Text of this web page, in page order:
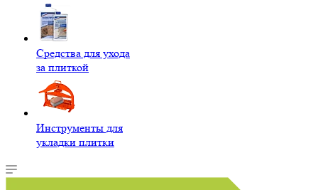
Средства для ухода
за плиткой
Инструменты для
укладки плитки